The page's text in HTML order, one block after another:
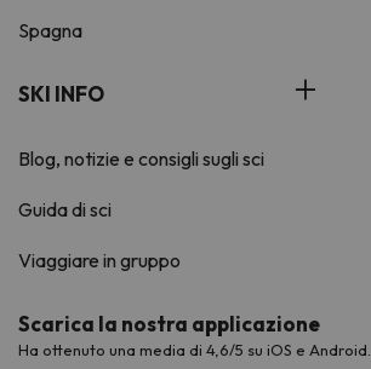
Spagna
SKI INFO
Blog, notizie e consigli sugli sci
Guida di sci
Viaggiare in gruppo
Scarica la nostra applicazione
Ha ottenuto una media di 4,6/5 su iOS e Android.